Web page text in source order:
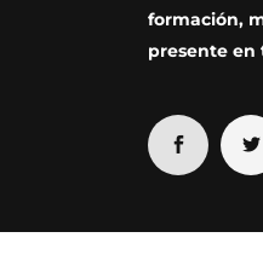
formación,
presente en